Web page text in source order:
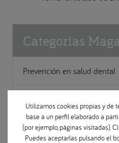
Categorías
Prevención en salud dental
Ortodoncia
Utilizamos cookies propias y de
base a un perfil elaborado a
(por ejemplo, páginas visitadas).
Puedes aceptarlas pulsando el